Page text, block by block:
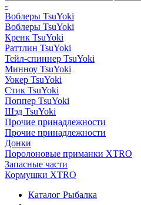
-
Воблеры TsuYoki
Воблеры TsuYoki
Кренк TsuYoki
Раттлин TsuYoki
Тейл-спиннер TsuYoki
Минноу TsuYoki
Уокер TsuYoki
Стик TsuYoki
Поппер TsuYoki
Шэд TsuYoki
Прочие принадлежности
Прочие принадлежности
Донки
Поролоновые приманки XTRO
Запасные части
Кормушки XTRO
Каталог Рыбалка